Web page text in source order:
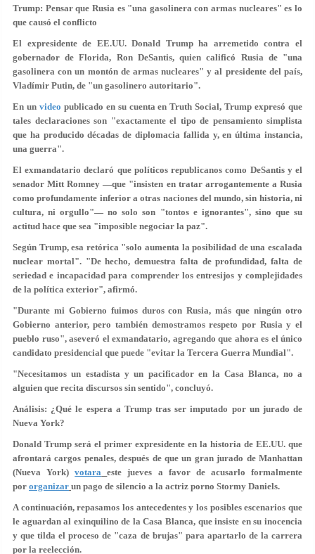
Trump: Pensar que Rusia es "una gasolinera con armas nucleares" es lo
que causó el conflicto
El expresidente de EE.UU. Donald Trump ha arremetido contra el
gobernador de Florida, Ron DeSantis, quien calificó Rusia de "una
gasolinera con un montón de armas nucleares" y al presidente del país,
Vladímir Putin, de "un gasolinero autoritario".
En un video publicado en su cuenta en Truth Social, Trump expresó que
tales declaraciones son "exactamente el tipo de pensamiento simplista
que ha producido décadas de diplomacia fallida y, en última instancia,
una guerra".
El exmandatario declaró que políticos republicanos como DeSantis y el
senador Mitt Romney —que "insisten en tratar arrogantemente a Rusia
como profundamente inferior a otras naciones del mundo, sin historia, ni
cultura, ni orgullo"— no solo son "tontos e ignorantes", sino que su
actitud hace que sea "imposible negociar la paz".
Según Trump, esa retórica "solo aumenta la posibilidad de una escalada
nuclear mortal". "De hecho, demuestra falta de profundidad, falta de
seriedad e incapacidad para comprender los entresijos y complejidades
de la política exterior", afirmó.
"Durante mi Gobierno fuimos duros con Rusia, más que ningún otro
Gobierno anterior, pero también demostramos respeto por Rusia y el
pueblo ruso", aseveró el exmandatario, agregando que ahora es el único
candidato presidencial que puede "evitar la Tercera Guerra Mundial".
"Necesitamos un estadista y un pacificador en la Casa Blanca, no a
alguien que recita discursos sin sentido", concluyó.
Análisis: ¿Qué le espera a Trump tras ser imputado por un jurado de
Nueva York?
Donald Trump será el primer expresidente en la historia de EE.UU. que
afrontará cargos penales, después de que un gran jurado de Manhattan
(Nueva York)votara este jueves a favor de acusarlo formalmente
por organizar un pago de silencio a la actriz porno Stormy Daniels.
A continuación, repasamos los antecedentes y los posibles escenarios que
le aguardan al exinquilino de la Casa Blanca, que insiste en su inocencia
y que tilda el proceso de "caza de brujas" para apartarlo de la carrera
por la reelección.